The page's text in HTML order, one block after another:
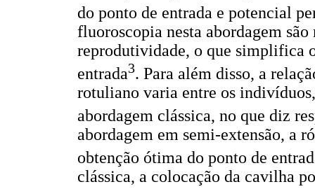
do ponto de entrada e potencial
fluoroscopia nesta abordagem
reprodutividade, o que simplifica
entrada3. Para além disso, a
rotuliano varia entre os
abordagem clássica, no que diz
abordagem em semi-extensão, a
obtenção ótima do ponto de
clássica, a colocação da cavilha